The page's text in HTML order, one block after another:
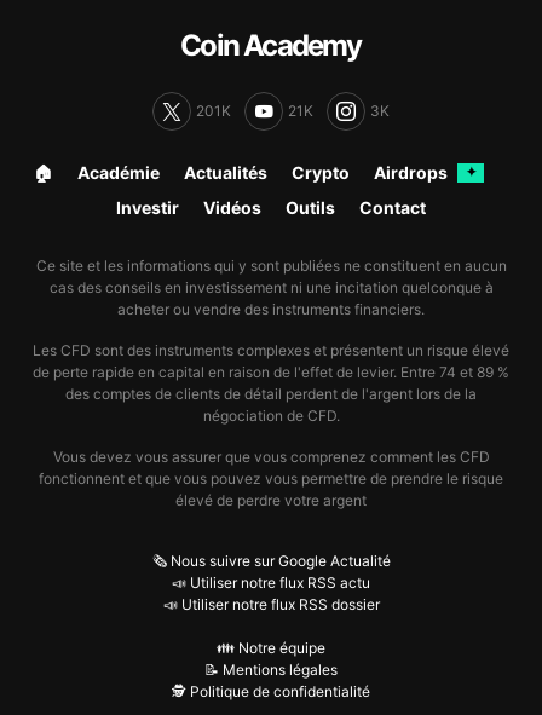
Coin Academy
201K 21K 3K
🏠︎ Académie Actualités Crypto Airdrops ✦
Investir Vidéos Outils Contact
Ce site et les informations qui y sont publiées ne constituent en aucun
cas des conseils en investissement ni une incitation quelconque à
acheter ou vendre des instruments financiers.
Les CFD sont des instruments complexes et présentent un risque élevé
de perte rapide en capital en raison de l'effet de levier. Entre 74 et 89 %
des comptes de clients de détail perdent de l'argent lors de la
négociation de CFD.
Vous devez vous assurer que vous comprenez comment les CFD
fonctionnent et que vous pouvez vous permettre de prendre le risque
élevé de perdre votre argent
🗞️ Nous suivre sur Google Actualité
📣 Utiliser notre flux RSS actu
📣 Utiliser notre flux RSS dossier
👪 Notre équipe
📝 Mentions légales
🕵️ Politique de confidentialité